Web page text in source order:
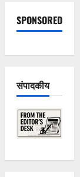
SPONSORED
संपादकीय